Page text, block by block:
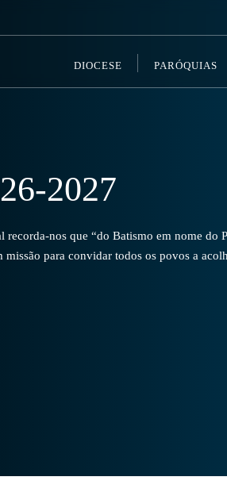
DIOCESE PARÓQUIAS
2027
nos que “do Batismo em nome
missão para convidar todos os povos a